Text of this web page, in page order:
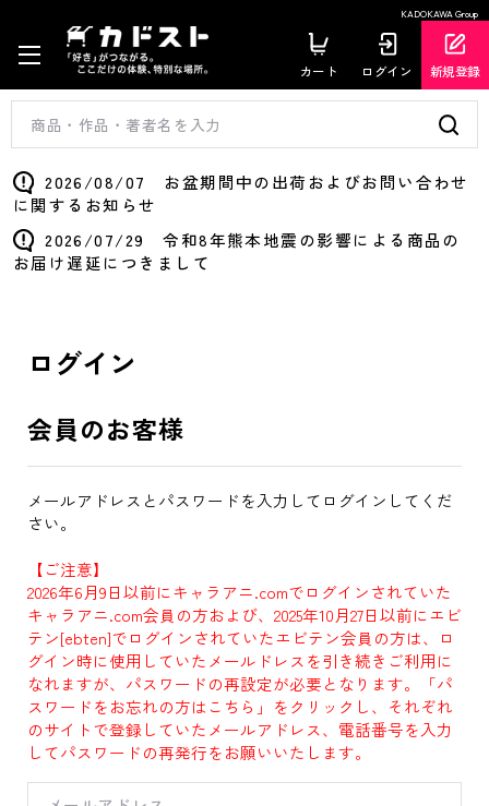
KADOKAWA Group
カート ログイン 新規登録
2026/08/07 お盆期間中の出荷およびお問い合わせ
に関するお知らせ
2026/07/29 令和8年熊本地震の影響による商品の
お届け遅延につきまして
ログイン
会員のお客様
メールアドレスとパスワードを入力してログインしてくだ
さい。
【ご注意】
2026年6月9日以前にキャラアニ.comでログインされていた
キャラアニ.com会員の方および、2025年10月27日以前にエビ
テン[ebten]でログインされていたエビテン会員の方は、ロ
グイン時に使用していたメールドレスを引き続きご利用に
なれますが、パスワードの再設定が必要となります。「パ
スワードをお忘れの方はこちら」をクリックし、それぞれ
のサイトで登録していたメールアドレス、電話番号を入力
してパスワードの再発行をお願いいたします。